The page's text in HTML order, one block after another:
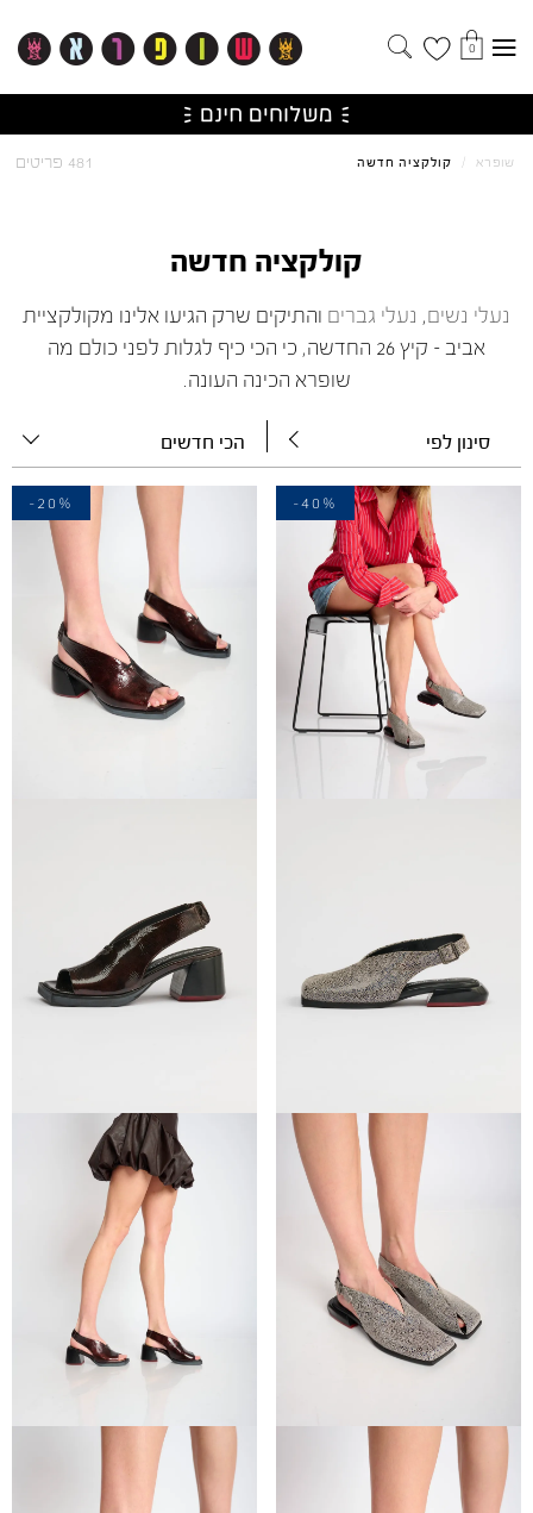
0
שופרא / קולקציה חדשה
קולקציה חדשה
נעלי נשים, נעלי גברים והתיקים שרק הגיעו אלינו מקולקציית
אביב – קיץ 26 החדשה, כי הכי כיף לגלות לפני כולם מה
שופרא הכינה העונה.
סינון לפי
481 פריטים
הכי חדשים
-40%
-20%